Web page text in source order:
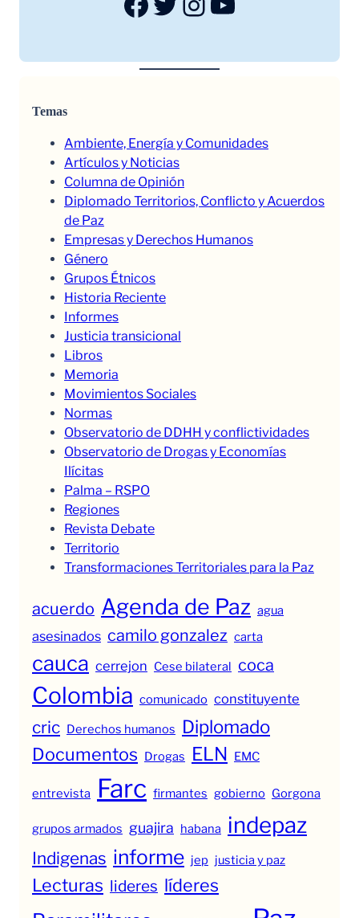
Temas
Ambiente, Energía y Comunidades
Artículos y Noticias
Columna de Opinión
Diplomado Territorios, Conflicto y Acuerdos
de Paz
Empresas y Derechos Humanos
Género
Grupos Étnicos
Historia Reciente
Informes
Justicia transicional
Libros
Memoria
Movimientos Sociales
Normas
Observatorio de DDHH y conflictividades
Observatorio de Drogas y Economías
Ilícitas
Palma – RSPO
Regiones
Revista Debate
Territorio
Transformaciones Territoriales para la Paz
acuerdo Agenda de Paz agua
asesinados camilo gonzalez carta
cauca cerrejon Cese bilateral coca
Colombia comunicado constituyente
cric Derechos humanos Diplomado
Documentos Drogas ELN EMC
entrevista Farc firmantes gobierno Gorgona
grupos armados guajira habana indepaz
Indigenas informe jep justicia y paz
Lecturas lideres líderes